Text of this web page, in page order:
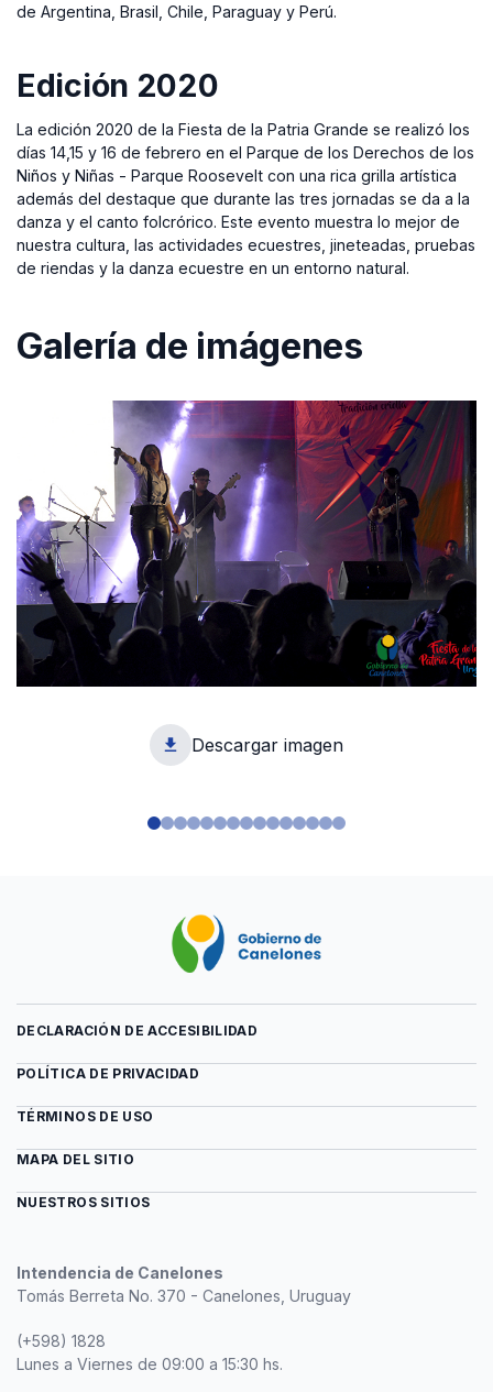
de Argentina, Brasil, Chile, Paraguay y Perú.
Edición 2020
La edición 2020 de la Fiesta de la Patria Grande se realizó los
días 14,15 y 16 de febrero en el Parque de los Derechos de los
Niños y Niñas - Parque Roosevelt con una rica grilla artística
además del destaque que durante las tres jornadas se da a la
danza y el canto folcrórico. Este evento muestra lo mejor de
nuestra cultura, las actividades ecuestres, jineteadas, pruebas
de riendas y la danza ecuestre en un entorno natural.
Galería de imágenes
Descargar imagen
1
Intendencia de Canelones
Tomás Berreta No. 370 - Canelones, Uruguay
(+598) 1828
Lunes a Viernes de 09:00 a 15:30 hs.
DECLARACIÓN DE ACCESIBILIDAD
POLÍTICA DE PRIVACIDAD
TÉRMINOS DE USO
MAPA DEL SITIO
NUESTROS SITIOS